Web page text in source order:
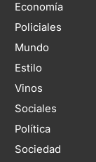
Economía
Policiales
Mundo
Estilo
Vinos
Sociales
Política
Sociedad